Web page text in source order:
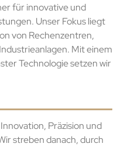
für innovative und
Unser Fokus liegt
von Rechenzentren,
Mit einem
Technologie setzen wir
Präzision und
streben danach, durch